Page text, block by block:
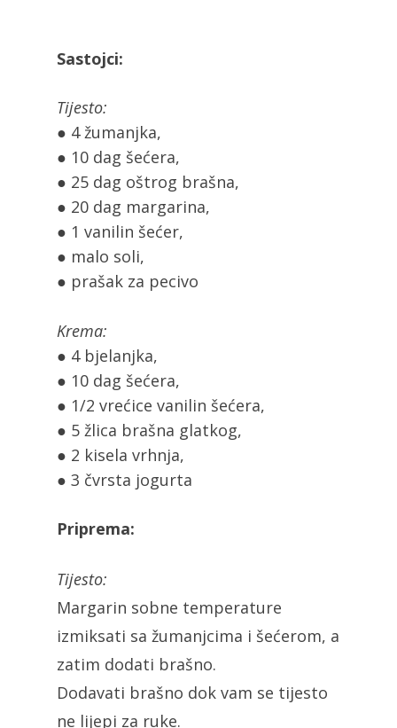
Sastojci:
Tijesto:
● 4 žumanjka,
● 10 dag šećera,
● 25 dag oštrog brašna,
● 20 dag margarina,
● 1 vanilin šećer,
● malo soli,
● prašak za pecivo
Krema:
● 4 bjelanjka,
● 10 dag šećera,
● 1/2 vrećice vanilin šećera,
● 5 žlica brašna glatkog,
● 2 kisela vrhnja,
● 3 čvrsta jogurta
Priprema:
Tijesto:
Margarin sobne temperature
izmiksati sa žumanjcima i šećerom, a
zatim dodati brašno.
Dodavati brašno dok vam se tijesto
ne lijepi za ruke.